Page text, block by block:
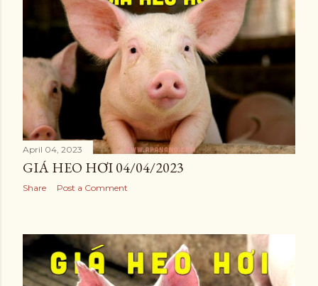
April 04, 2023
GIÁ HEO HƠI 04/04/2023
Share Post a Comment